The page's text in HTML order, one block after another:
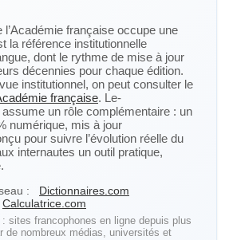
l’Académie française occupe une
la référence institutionnelle
dont le rythme de mise à jour
décennies pour chaque édition.
institutionnel, on peut consulter le
française. Le-
un rôle complémentaire : un
numérique, mis à jour
pour suivre l’évolution réelle du
internautes un outil pratique,
:
Dictionnaires.com
Calculatrice.com
sites francophones en ligne depuis plus
de nombreux médias, universités et